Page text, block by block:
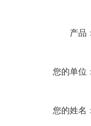
产品
您的单位
您的姓名